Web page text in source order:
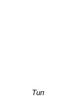
Тип